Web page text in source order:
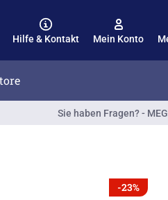
Hilfe & Kontakt Mein Konto
Sie haben Fragen? -
-23%